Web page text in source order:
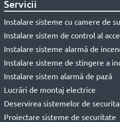
Servicii
Instalare sisteme cu camere de
Instalare sistem de control al
Instalare sisteme alarmă de
Instalare sisteme de stingere a
Instalare sistem alarmă de pază
Lucrări de montaj electrice
Deservirea sistemelor de
Proiectare sisteme de securitate